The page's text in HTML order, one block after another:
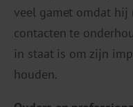
veel gamet omdat hij
contacten te
in staat is om zijn
houden.